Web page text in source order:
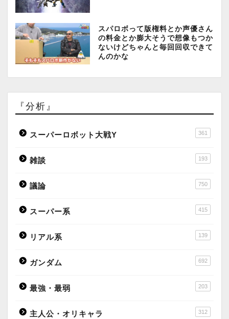
スパロボって版権料とか声優さん
の料金とか膨大そうで想像もつか
ないけどちゃんと毎回回収できて
んのかな
『分析』
スーパーロボット大戦Y 361
雑談 193
議論 750
スーパー系 415
リアル系 139
ガンダム 692
最強・最弱 203
主人公・オリキャラ 312